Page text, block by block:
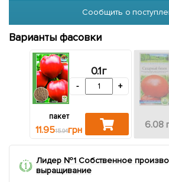
Сообщить о
Варианты фасовки
0.1г
- +
пакет
11.9515.94грн 6.08
Лидер №1 Собственное
выращивание